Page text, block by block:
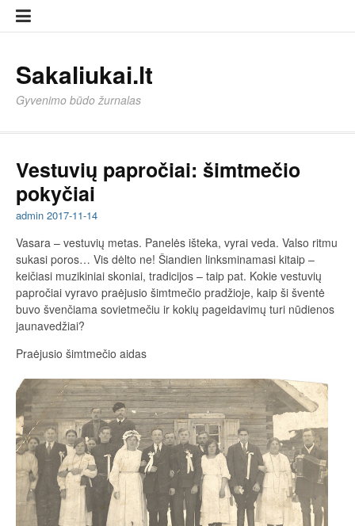
prie
Page
Page
Sakaliukai.lt
Gyvenimo būdo žurnalas
Vestuvių papročiai: šimtmečio
pokyčiai
admin 2017-11-14
Vasara – vestuvių metas. Panelės išteka, vyrai veda. Valso ritmu
sukasi poros… Vis dėlto ne! Šiandien linksminamasi kitaip –
keičiasi muzikiniai skoniai, tradicijos – taip pat. Kokie vestuvių
papročiai vyravo praėjusio šimtmečio pradžioje, kaip ši šventė
buvo švenčiama sovietmečiu ir kokių pageidavimų turi nūdienos
jaunavedžiai?
Praėjusio šimtmečio aidas